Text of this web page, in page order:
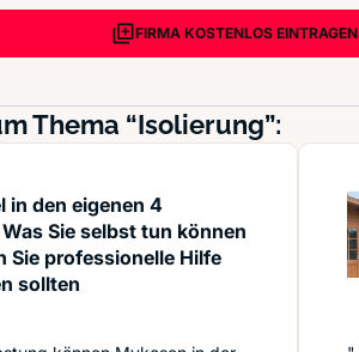
FIRMA KOSTENLOS EINTRAGEN
Thema “Isolierung”:
in den eigenen 4
Sie selbst tun können
Sie professionelle Hilfe
sollten